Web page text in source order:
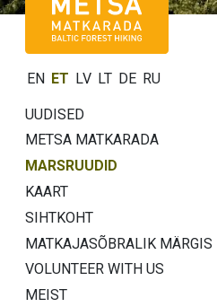
EN ET LV LT DE RU
UUDISED
METSA MATKARADA
MARSRUUDID
KAART
SIHTKOHT
MATKAJASÕBRALIK MÄRGIS
VOLUNTEER WITH US
MEIST